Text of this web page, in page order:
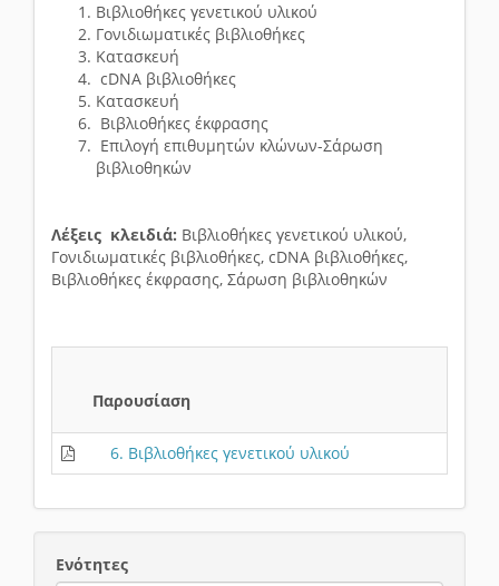
Βιβλιοθήκες γενετικού υλικού
Γονιδιωματικές βιβλιοθήκες
Κατασκευή
cDNA βιβλιοθήκες
Κατασκευή
Βιβλιοθήκες έκφρασης
Επιλογή επιθυμητών κλώνων-Σάρωση
βιβλιοθηκών
Λέξεις κλειδιά: Βιβλιοθήκες γενετικού υλικού,
Γονιδιωματικές βιβλιοθήκες, cDNA βιβλιοθήκες,
Βιβλιοθήκες έκφρασης, Σάρωση βιβλιοθηκών
Παρουσίαση
6. Βιβλιοθήκες γενετικού υλικού
Ενότητες